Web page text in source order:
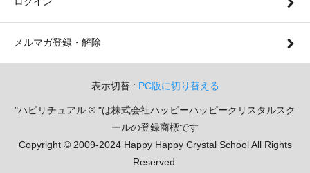
メルマガ登録・解除
表示切替 : PC版に切り替える
"ハピリチュアル ® "は株式会社ハッピーハッピークリスタルスク
ールの登録商標です
Copyright © 2009-2024 Happy Happy Crystal School All Rights
Reserved.